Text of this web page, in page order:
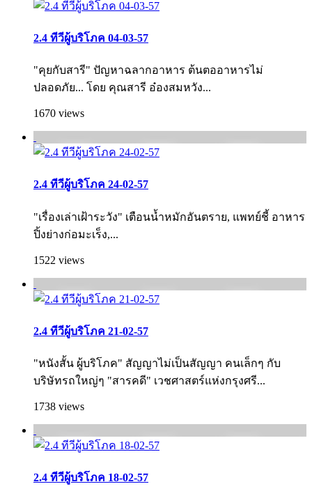
2.4 ทีวีผู้บริโภค 04-03-57
"คุยกับสารี" ปัญหาฉลากอาหาร ต้นตออาหารไม่
ปลอดภัย... โดย คุณสารี อ๋องสมหวัง...
1670 views
2.4 ทีวีผู้บริโภค 24-02-57
"เรื่องเล่าเฝ้าระวัง" เตือนน้ำหมักอันตราย, แพทย์ชี้ อาหาร
ปิ้งย่างก่อมะเร็ง,...
1522 views
2.4 ทีวีผู้บริโภค 21-02-57
"หนังสั้น ผู้บริโภค" สัญญาไม่เป็นสัญญา คนเล็กๆ กับ
บริษัทรถใหญ่ๆ "สารคดี" เวชศาสตร์แห่งกรุงศรี...
1738 views
2.4 ทีวีผู้บริโภค 18-02-57